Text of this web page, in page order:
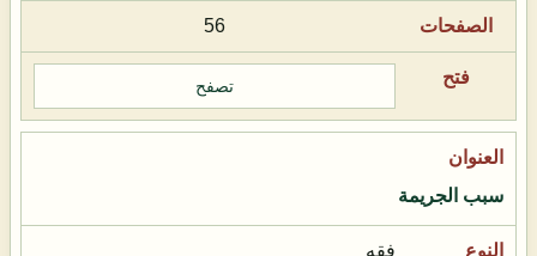
56
تصفح
سبب الجريمة
فقه